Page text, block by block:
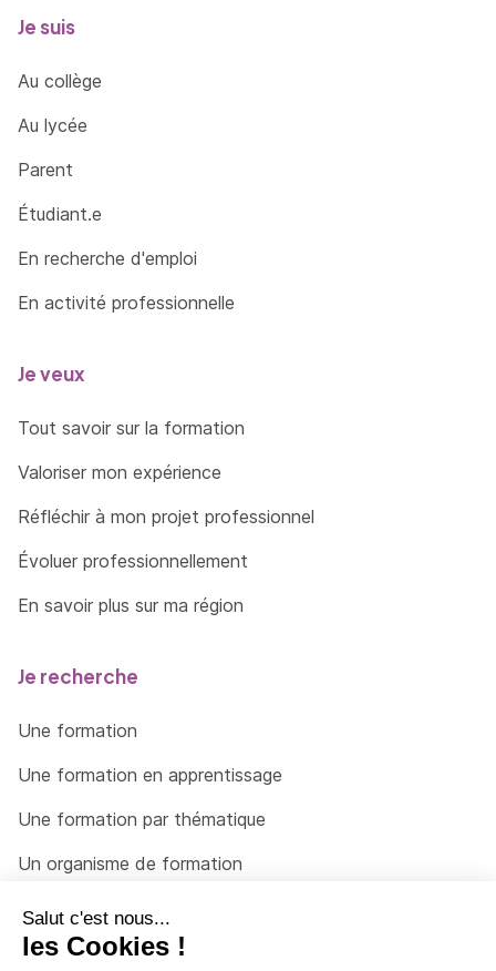
Je suis
Au collège
Au lycée
Parent
Étudiant.e
En recherche d'emploi
En activité professionnelle
Je veux
Tout savoir sur la formation
Valoriser mon expérience
Réfléchir à mon projet professionnel
Évoluer professionnellement
En savoir plus sur ma région
Je recherche
Une formation
Une formation en apprentissage
Une formation par thématique
Un organisme de formation
Un conseiller
Une solution pour raccrocher